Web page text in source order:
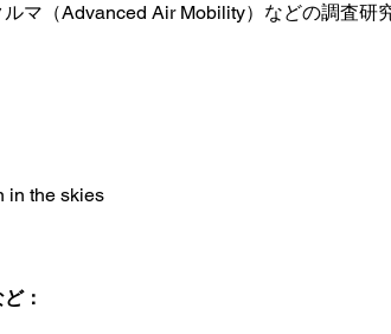
マ（Advanced Air Mobility）などの調査研
in the skies
：